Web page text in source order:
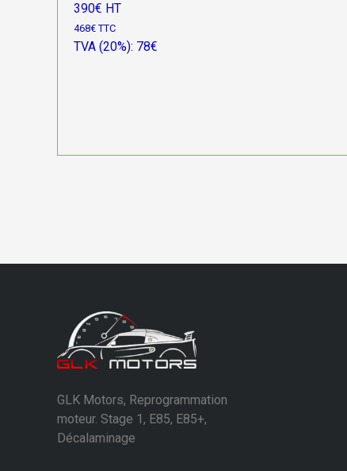
390€ HT
468€ TTC
TVA (20%): 78€
GLK Motors, Reprogrammation
moteur. Stage 1, E85, E85+,
Décalaminage